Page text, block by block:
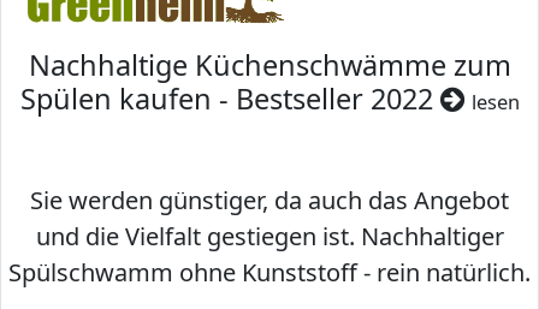
Nachhaltige Küchenschwämme zum
Spülen kaufen - Bestseller 2022
lesen
Sie werden günstiger, da auch das Angebot
und die Vielfalt gestiegen ist. Nachhaltiger
Spülschwamm ohne Kunststoff - rein natürlich.